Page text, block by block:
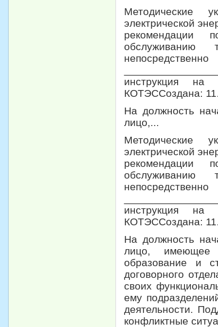
Методические
электрической
рекомендации
обслуживанию
непосредственно
инструкция на
КОТЭССоздана:
На должность
лицо,...
Методические
электрической
рекомендации
обслуживанию
непосредственно
инструкция на
КОТЭССоздана:
На должность
лицо, имеющее
образование и
договорного
своих
ему
деятельности.
конфликтные